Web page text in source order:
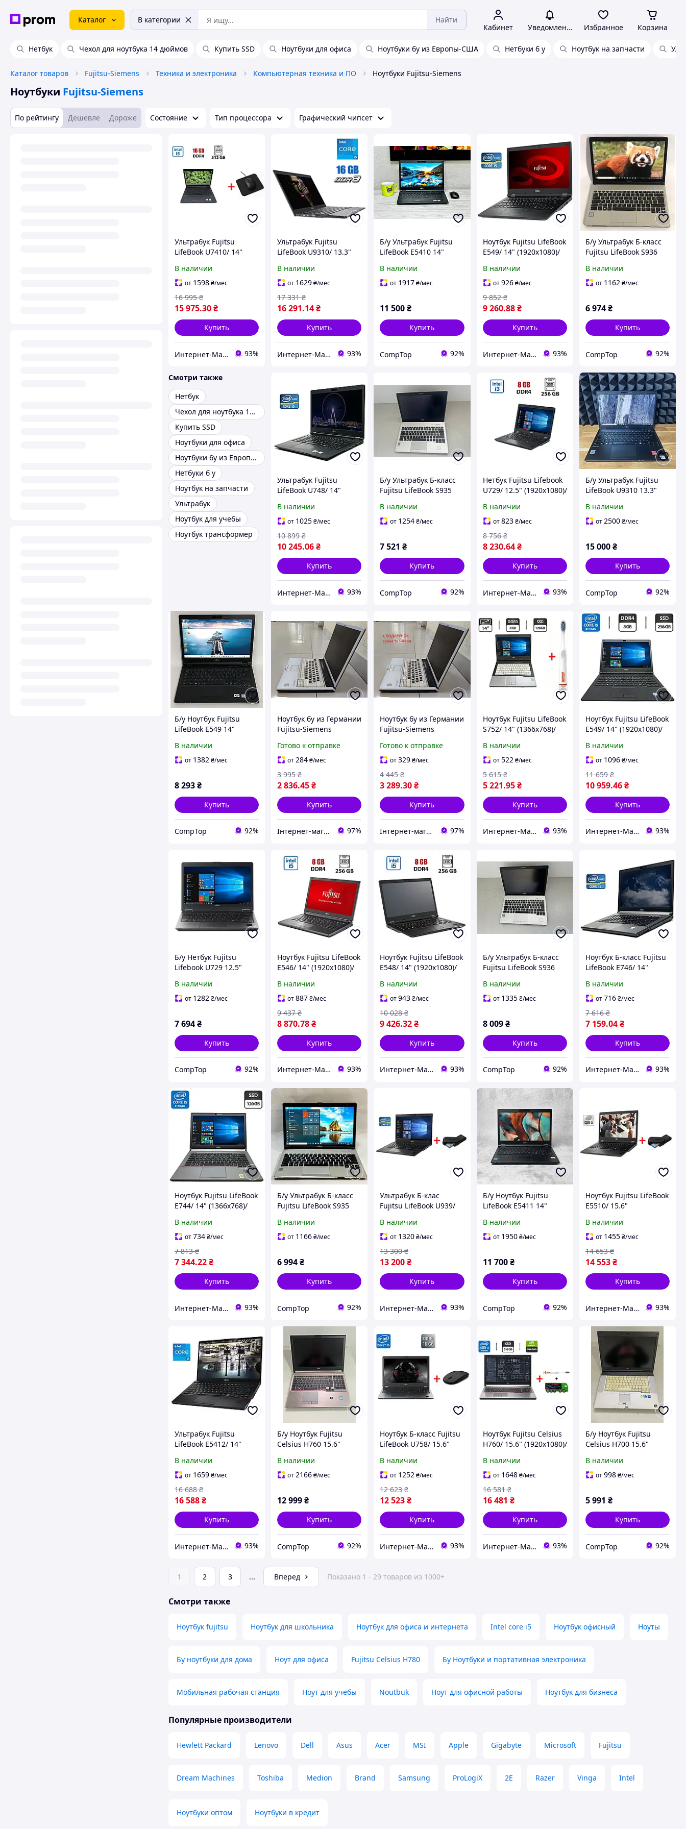
Каталог В категории Найти
Кабинет Уведомления Избранное Корзина
Нетбук Чехол для ноутбука 14 дюймов Купить SSD Ноутбуки для офиса Ноутбуки бу из Европы-США Нетбуки б у Ноутбук на запчасти
Каталог товаров Fujitsu-Siemens Техника и электроника Компьютерная техника и ПО Ноутбуки Fujitsu-Siemens
Ноутбуки Fujitsu-Siemens
По рейтингу Дешевле Дороже Состояние Тип процессора Графический чипсет
Ультрабук Fujitsu
LifeBook U7410/ 14"
10210U/ 16 GB RAM/
512 GB SSD NVMe/
UHD+Мышь и коврик
В наличии
от 1598₴/мес
15 975.30₴
16 995 ₴
Купить
Интернет-Магазин "КомпБест": Брендовые Компьютеры из Европы 93%
Ультрабук Fujitsu
LifeBook U9310/ 13.3"
10210U/ 16 GB RAM/
512 GB SSD/ UHD
В наличии
от 1629₴/мес
16 291.14₴
17 331 ₴
Купить
Интернет-Магазин "КомпБест": Брендовые Компьютеры из Европы 93%
Б/у Ультрабук Fujitsu
LifeBook E5410 14"
10310U| 8 GB RAM| 256
GB SSD| UHD
В наличии
от 1917₴/мес
11 500₴
Купить
CompTop 92%
Ноутбук Fujitsu LifeBook
E549/ 14" (1920x1080)/
RAM/ 256 GB SSD/ UHD
В наличии
от926 ₴/мес
9 260.88 ₴
9 852 ₴
Купить
Интернет-Магазин "КомпБест": Брендовые Компьютеры из Европы 93%
Б/у Ультрабук Б-класс
Fujitsu LifeBook S936
Сенсорный| Core i5-
6300U| 8 GB RAM| 256
В наличии
от 1162₴/мес
6 974₴
Купить
CompTop 92%
Смотри также
Нетбук
Чехол для ноутбука 14 дюймов
Купить SSD
Ноутбуки для офиса
Ноутбуки бу из Европы-США
Нетбуки б у
Ноутбук на запчасти
Ультрабук
Ноутбук для учебы
Ноутбук трансформер
Ультрабук Fujitsu
LifeBook U748/ 14"
8350U/ 8 GB RAM/ 256
GB SSD/ UHD 620
В наличии
от 1025₴/мес
10 245.06₴
10 899 ₴
Купить
Интернет-Магазин "КомпБест": Брендовые Компьютеры из Европы 93%
Б/у Ультрабук Б-класс
Fujitsu LifeBook S935
i7-5600U| 8 GB RAM|
256 GB SSD| HD 5500
В наличии
от 1254₴/мес
7 521 ₴
Купить
CompTop 92%
Нетбук Fujitsu Lifebook
U729/ 12.5" (1920x1080)/
RAM/ 256 GB SSD/ UHD
620
В наличии
от823 ₴/мес
8 230.64 ₴
8 756 ₴
Купить
Интернет-Магазин "КомпБест": Брендовые Компьютеры из Европы 93%
Б/у Ультрабук Fujitsu
LifeBook U9310 13.3"
10210U| 16 GB RAM|
512 GB SSD| UHD
В наличии
от2500₴/мес
15 000₴
Купить
CompTop 92%
Б/у Ноутбук Fujitsu
LifeBook E549 14"
8265U| 8 GB RAM| 256
GB SSD| UHD
В наличии
от 1382 ₴/мес
8 293₴
Купить
CompTop 92%
Ноутбук бу из Германии
Fujitsu-Siemens
Готово к отправке
от284₴/мес
2 836.45₴
3 995 ₴
Купить
Інтернет-магазин товарів з Німеччини та Європи 97%
Ноутбук бу из Германии
Fujitsu-Siemens
и мышь в подарок
Готово к отправке
от329₴/мес
3 289.30₴
4 445 ₴
Купить
Інтернет-магазин товарів з Німеччини та Європи 97%
Ноутбук Fujitsu LifeBook
S752/ 14" (1366x768)/
RAM/ 120 GB SSD/ HD
4000+Зубная щетка
В наличии
от522 ₴/мес
5 221.95 ₴
5 615 ₴
Купить
Интернет-Магазин "КомпБест": Брендовые Компьютеры из Европы 93%
Ноутбук Fujitsu LifeBook
E549/ 14" (1920x1080)/
RAM/ 256 GB SSD/ UHD
В наличии
от 1096₴/мес
10 959.46₴
11 659 ₴
Купить
Интернет-Магазин "КомпБест": Брендовые Компьютеры из Европы 93%
Б/у Нетбук Fujitsu
Lifebook U729 12.5"
8130U| 8 GB RAM| 256
GB SSD| UHD 620
В наличии
от 1282₴/мес
7 694₴
Купить
CompTop 92%
Ноутбук Fujitsu LifeBook
E546/ 14" (1920x1080)/
RAM/ 256 GB SSD/ HD
520
В наличии
от887₴/мес
8 870.78₴
9 437 ₴
Купить
Интернет-Магазин "КомпБест": Брендовые Компьютеры из Европы 93%
Ноутбук Fujitsu LifeBook
E548/ 14" (1920x1080)/
RAM/ 256 GB SSD/ HD
620
В наличии
от943₴/мес
9 426.32₴
10 028 ₴
Купить
Интернет-Магазин "КомпБест": Брендовые Компьютеры из Европы 93%
Б/у Ультрабук Б-класс
Fujitsu LifeBook S936
i7-6600U| 8 GB RAM|
128 GB SSD| HD 520
В наличии
от 1335 ₴/мес
8 009 ₴
Купить
CompTop 92%
Ноутбук Б-класс Fujitsu
LifeBook E746/ 14"
6300U/ 8 GB RAM/ 256
GB SSD/ HD 520
В наличии
от716₴/мес
7 159.04₴
7 616 ₴
Купить
Интернет-Магазин "КомпБест": Брендовые Компьютеры из Европы 93%
Ноутбук Fujitsu LifeBook
E744/ 14" (1366x768)/
RAM/ 120 GB SSD/ HD
4600
В наличии
от734₴/мес
7 344.22₴
7 813 ₴
Купить
Интернет-Магазин "КомпБест": Брендовые Компьютеры из Европы 93%
Б/у Ультрабук Б-класс
Fujitsu LifeBook S935
i5-5300U| 8GB RAM|
256GB SSD| HD 5500
В наличии
от 1166₴/мес
6 994₴
Купить
CompTop 92%
Ультрабук Б-клас
Fujitsu LifeBook U939/
i5-8265U/ 16 GB RAM/
256 GB SSD/
UHD+Флешка 64GB
В наличии
от 1320₴/мес
13 200₴
13 300 ₴
Купить
Интернет-Магазин "КомпБест": Брендовые Компьютеры из Европы 93%
Б/у Ноутбук Fujitsu
LifeBook E5411 14"
1115G4| 16 GB RAM|
256 GB SSD| UHD
В наличии
от 1950 ₴/мес
11 700 ₴
Купить
CompTop 92%
Ноутбук Fujitsu LifeBook
E5510/ 15.6"
10210U/ 8 GB RAM/ 256
GB SSD/ UHD+Флешка
64 GB
В наличии
от 1455₴/мес
14 553₴
14 653 ₴
Купить
Интернет-Магазин "КомпБест": Брендовые Компьютеры из Европы 93%
Ультрабук Fujitsu
LifeBook E5412/ 14"
1235U/ 16 GB RAM/ 256
GB SSD/ Iris Xe
В наличии
от 1659₴/мес
16 588₴
16 688 ₴
Купить
Интернет-Магазин "КомпБест": Брендовые Компьютеры из Европы 93%
Б/у Ноутбук Fujitsu
Celsius H760 15.6"
6820HQ| 16 GB RAM|
256 GB SSD| Quadro
В наличии
от2166₴/мес
12 999₴
Купить
CompTop 92%
Ноутбук Б-класс Fujitsu
LifeBook U758/ 15.6"
8350U/ 16 GB RAM/ 256
GB SSD/ UHD
620+Беспроводная
мышь USB
В наличии
от 1252₴/мес
12 523₴
12 623 ₴
Купить
Интернет-Магазин "КомпБест": Брендовые Компьютеры из Европы 93%
Ноутбук Fujitsu Celsius
H760/ 15.6" (1920x1080)/
RAM/ 500GB SSD/
Quadro
M1000M+Зубная щетка
и павербанк
В наличии
от 1648 ₴/мес
16 481 ₴
16 581 ₴
Купить
Интернет-Магазин "КомпБест": Брендовые Компьютеры из Европы 93%
Б/у Ноутбук Fujitsu
Celsius H700 15.6"
620M| 8 GB RAM| 128
GB SSD| Quadro FX
В наличии
от998₴/мес
5 991 ₴
Купить
CompTop 92%
1 2 3 ... Вперед Показано 1 - 29 товаров из 1000+
Смотри также
Ноутбук fujitsu Ноутбук для школьника Ноутбук для офиса и интернета Intel core i5 Ноутбук офисный Ноуты
Бу ноутбуки для дома Ноут для офиса Fujitsu Celsius H780 Бу Ноутбуки и портативная электроника
Мобильная рабочая станция Ноут для учебы Noutbuk Ноут для офисной работы Ноутбук для бизнеса
Популярные производители
Hewlett Packard Lenovo Dell Asus Acer MSI Apple Gigabyte Microsoft Fujitsu
Dream Machines Toshiba Medion Brand Samsung ProLogiX 2E Razer Vinga Intel
Ноутбуки оптом Ноутбуки в кредит